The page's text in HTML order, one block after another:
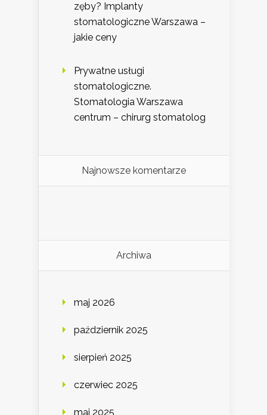
zęby? Implanty
stomatologiczne Warszawa –
jakie ceny
Prywatne usługi
stomatologiczne.
Stomatologia Warszawa
centrum – chirurg stomatolog
Najnowsze komentarze
Archiwa
maj 2026
październik 2025
sierpień 2025
czerwiec 2025
maj 2025